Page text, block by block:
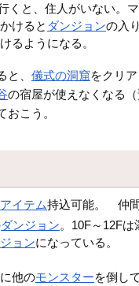
くと、住人がいない。
けると ダンジョンの入
るようになる。
と、儀式の洞窟をクリ
の宿屋が使えなくなる（
おこう。
アイテム持込可能。 仲間
ダンジョン。10F～12F
ョンになっている。
他のモンスターを倒し